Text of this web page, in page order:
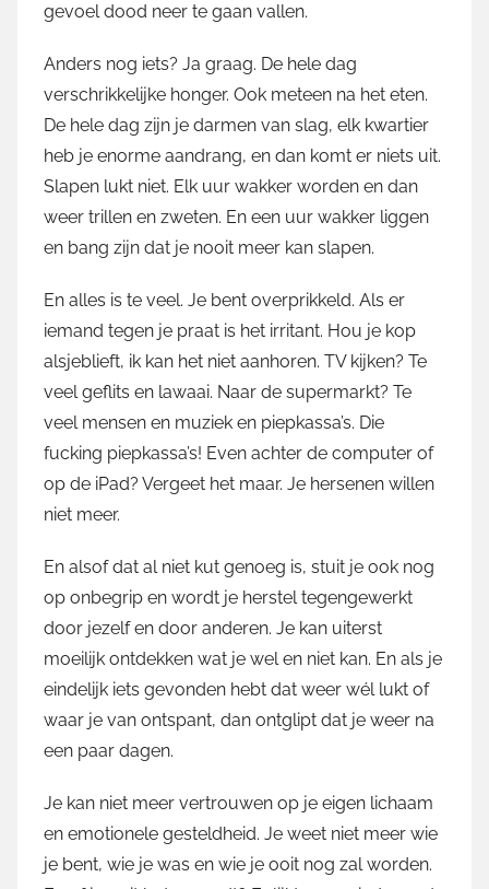
gevoel dood neer te gaan vallen.
Anders nog iets? Ja graag. De hele dag
verschrikkelijke honger. Ook meteen na het eten.
De hele dag zijn je darmen van slag, elk kwartier
heb je enorme aandrang, en dan komt er niets uit.
Slapen lukt niet. Elk uur wakker worden en dan
weer trillen en zweten. En een uur wakker liggen
en bang zijn dat je nooit meer kan slapen.
En alles is te veel. Je bent overprikkeld. Als er
iemand tegen je praat is het irritant. Hou je kop
alsjeblieft, ik kan het niet aanhoren. TV kijken? Te
veel geflits en lawaai. Naar de supermarkt? Te
veel mensen en muziek en piepkassa’s. Die
fucking piepkassa’s! Even achter de computer of
op de iPad? Vergeet het maar. Je hersenen willen
niet meer.
En alsof dat al niet kut genoeg is, stuit je ook nog
op onbegrip en wordt je herstel tegengewerkt
door jezelf en door anderen. Je kan uiterst
moeilijk ontdekken wat je wel en niet kan. En als je
eindelijk iets gevonden hebt dat weer wél lukt of
waar je van ontspant, dan ontglipt dat je weer na
een paar dagen.
Je kan niet meer vertrouwen op je eigen lichaam
en emotionele gesteldheid. Je weet niet meer wie
je bent, wie je was en wie je ooit nog zal worden.